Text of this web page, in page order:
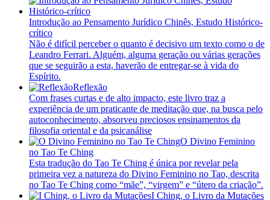
Introdução ao Pensamento Jurídico Chinês, Estudo Histórico-
crítico
Não é difícil perceber o quanto é decisivo um texto como o de
Leandro Ferrari. Alguém, alguma geração ou várias gerações
que se seguirão a esta, haverão de entregar-se à vida do
Espírito.
Reflexão
Com frases curtas e de alto impacto, este livro traz a
experiência de um praticante de meditação que, na busca pelo
autoconhecimento, absorveu preciosos ensinamentos da
filosofia oriental e da psicanálise
O Divino Feminino
no Tao Te Ching
Esta tradução do Tao Te Ching é única por revelar pela
primeira vez a natureza do Divino Feminino no Tao, descrita
no Tao Te Ching como “mãe”, “virgem” e “útero da criação”.
I Ching, o Livro da Mutações